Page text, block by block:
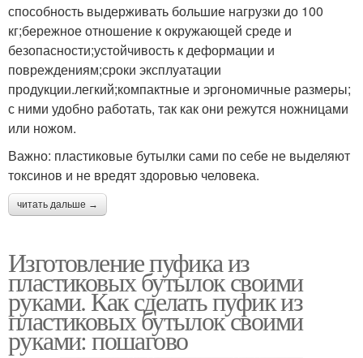
способность выдерживать большие нагрузки до 100
кг;бережное отношение к окружающей среде и
безопасности;устойчивость к деформации и
повреждениям;сроки эксплуатации
продукции.легкий;компактные и эргономичные размеры;
с ними удобно работать, так как они режутся ножницами
или ножом.
Важно: пластиковые бутылки сами по себе не выделяют
токсинов и не вредят здоровью человека.
читать дальше →
Изготовление пуфика из
пластиковых бутылок своими
руками. Как сделать пуфик из
пластиковых бутылок своими
руками: пошагово